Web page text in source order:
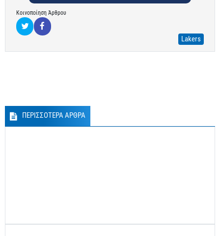
Κοινοποίηση Άρθρου
Lakers
ΠΕΡΙΣΣΟΤΕΡΑ ΑΡΘΡΑ